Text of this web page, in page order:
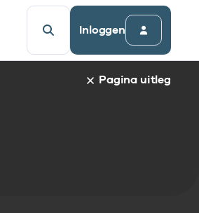
Inloggen
Pagina uitleg
staat de naam van
Om direct naar een bepaalde